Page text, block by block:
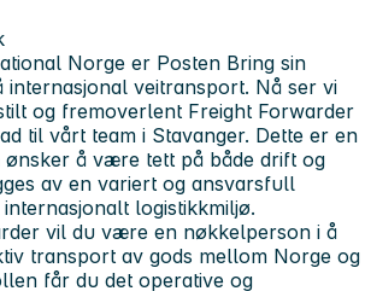
Norge er Posten Bring sin
internasjonal veitransport. Nå ser vi
og fremoverlent Freight Forwarder
til vårt team i Stavanger. Dette er en
å være tett på både drift og
av en variert og ansvarsfull
logistikkmiljø.
vil du være en nøkkelperson i å
transport av gods mellom Norge og
får du det operative og